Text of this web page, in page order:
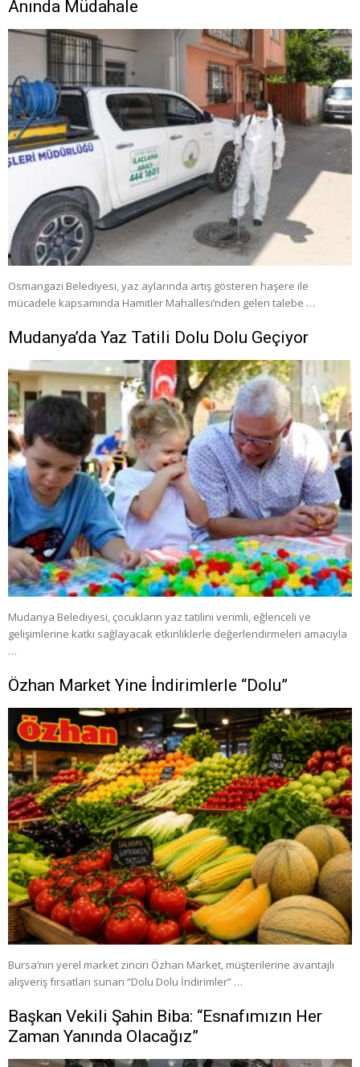
Anında Müdahale
Osmangazi Belediyesi, yaz aylarında artış gösteren haşere ile
mücadele kapsamında Hamitler Mahallesi’nden gelen talebe …
Mudanya’da Yaz Tatili Dolu Dolu Geçiyor
Mudanya Belediyesi, çocukların yaz tatilini verimli, eğlenceli ve
gelişimlerine katkı sağlayacak etkinliklerle değerlendirmeleri amacıyla
…
Özhan Market Yine İndirimlerle “Dolu”
Bursa’nın yerel market zinciri Özhan Market, müşterilerine avantajlı
alışveriş fırsatları sunan “Dolu Dolu İndirimler” …
Başkan Vekili Şahin Biba: “Esnafımızın Her
Zaman Yanında Olacağız”